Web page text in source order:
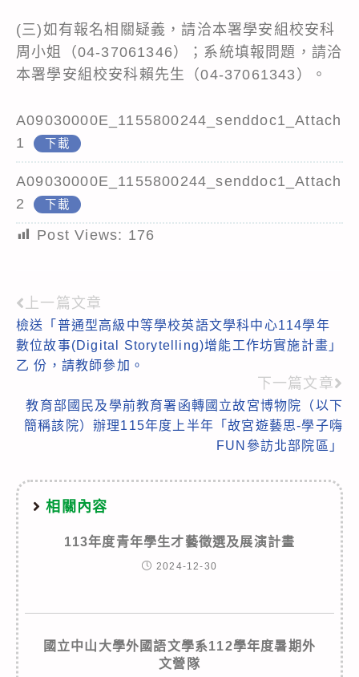
(三)如有報名相關疑義，請洽本署學安組校安科
周小姐（04-37061346）；系統填報問題，請洽
本署學安組校安科賴先生（04-37061343）。
A09030000E_1155800244_senddoc1_Attach
1
下載
A09030000E_1155800244_senddoc1_Attach
2
下載
Post Views: 176
Read
more
articles
上一篇文章
檢送「普通型高級中等學校英語文學科中心114學年
數位故事(Digital Storytelling)增能工作坊實施計畫」
乙 份，請教師參加。
下一篇文章
教育部國民及學前教育署函轉國立故宮博物院（以下
簡稱該院）辦理115年度上半年「故宮遊藝思-學子嗨
FUN參訪北部院區」
相關內容
113年度青年學生才藝徵選及展演計畫
2024-12-30
國立中山大學外國語文學系112學年度暑期外
文營隊